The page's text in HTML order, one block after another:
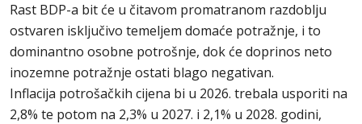
Rast BDP-a bit će u čitavom promatranom razdoblju
ostvaren isključivo temeljem domaće potražnje, i to
dominantno osobne potrošnje, dok će doprinos neto
inozemne potražnje ostati blago negativan.
Inflacija potrošačkih cijena bi u 2026. trebala usporiti na
2,8% te potom na 2,3% u 2027. i 2,1% u 2028. godini,